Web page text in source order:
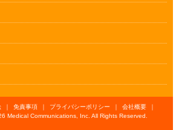
｜ 免責事項 ｜ プライバシーポリシー ｜ 会社概要
｜
Medical Communications, Inc. All Rights Reserved.